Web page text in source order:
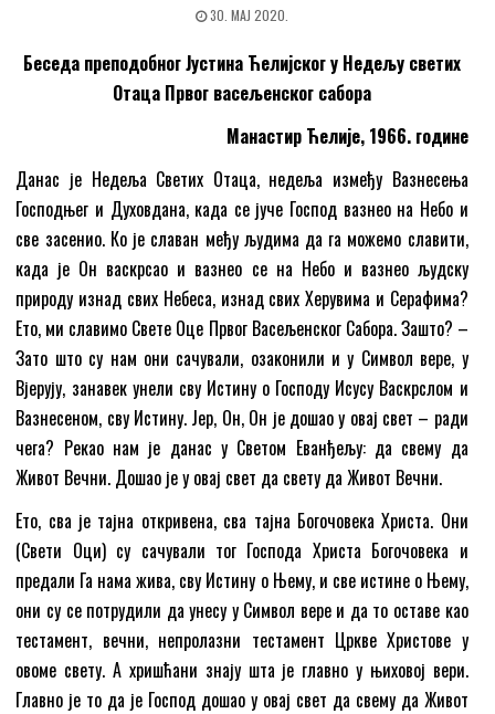
30. МАЈ 2020.
Беседа преподобног Јустина Ћелијског у Недељу светих
Отаца Првог васељенског сабора
Манастир Ћелије, 1966. године
Данас је Недеља Светих Отаца, недеља између Вазнесења
Господњег и Духовдана, када се јуче Господ вазнео на Небо и
све засенио. Ко је славан међу људима да га можемо славити,
када је Он васкрсао и вазнео се на Небо и вазнео људску
природу изнад свих Небеса, изнад свих Херувима и Серафима?
Ето, ми славимо Свете Оце Првог Васељенског Сабора. Зашто? –
Зато што су нам они сачували, озаконили и у Символ вере, у
Вјерују, занавек унели сву Истину о Господу Исусу Васкрслом и
Вазнесеном, сву Истину. Јер, Он, Он је дошао у овај свет – ради
чега? Рекао нам је данас у Светом Еванђељу: да свему да
Живот Вечни. Дошао је у овај свет да свету да Живот Вечни.
Ето, сва је тајна откривена, сва тајна Богочовека Христа. Они
(Свети Оци) су сачували тог Господа Христа Богочовека и
предали Га нама жива, сву Истину о Њему, и све истине о Њему,
они су се потрудили да унесу у Символ вере и да то оставе као
тестамент, вечни, непролазни тестамент Цркве Христове у
овоме свету. А хришћани знају шта је главно у њиховој вери.
Главно је то да је Господ дошао у овај свет да свему да Живот